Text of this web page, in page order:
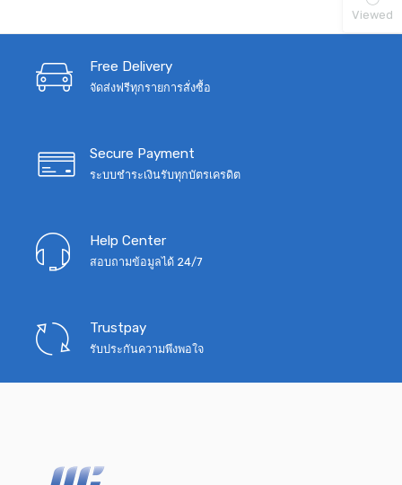
Free Delivery
จัดส่งฟรีทุกรายการสั่งซื้อ
Secure Payment
ระบบชำระเงินรับทุกบัตรเครดิต
Help Center
สอบถามข้อมูลได้ 24/7
Trustpay
รับประกันความพึงพอใจ
Viewed